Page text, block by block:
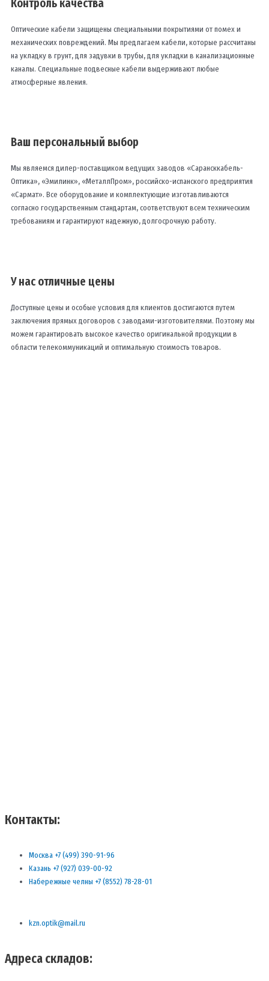
Оптические кабели защищены специальными покрытиями от помех и
механических повреждений. Мы предлагаем кабели, которые рассчитаны
на укладку в грунт, для задувки в трубы, для укладки в канализационные
каналы. Специальные подвесные кабели выдерживают любые
атмосферные явления.
Ваш персональный выбор
Мы являемся дилер-поставщиком ведущих заводов «Сарансккабель-
Оптика», «Эмилинк», «МеталлПром», российско-испанского предприятия
«Сармат». Все оборудование и комплектующие изготавливаются
согласно государственным стандартам, соответствуют всем техническим
требованиям и гарантируют надежную, долгосрочную работу.
У нас отличные цены
Доступные цены и особые условия для клиентов достигаются путем
заключения прямых договоров с заводами-изготовителями. Поэтому мы
можем гарантировать высокое качество оригинальной продукции в
области телекоммуникаций и оптимальную стоимость товаров.
Контакты:
Москва +7 (499) 390-91-96
Казань +7 (927) 039-00-92
Набережные челны +7 (8552) 78-28-01
kzn.optik@mail.ru
Адреса складов: